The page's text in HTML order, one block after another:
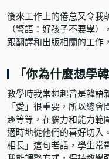
後來工作上的倦怠又令我
（警語：好孩子不要學
跟翻譯和出版相關的工作
「你為什麼想學
教學時我常想起曾是韓語
「愛」很重要，所以總
趣等等，在腦力和能力範
適時地從他們的喜好切入
相長」這句老話，學生常